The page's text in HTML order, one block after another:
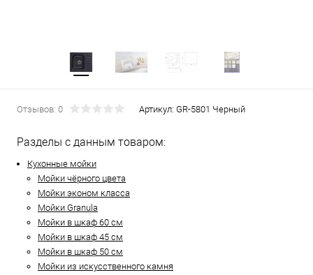
Отзывов: 0 Артикул: GR-5801 Черный
Разделы с данным товаром:
Кухонные мойки
Мойки чёрного цвета
Мойки эконом класса
Мойки Granula
Мойки в шкаф 60 см
Мойки в шкаф 45 см
Мойки в шкаф 50 см
Мойки из искусственного камня